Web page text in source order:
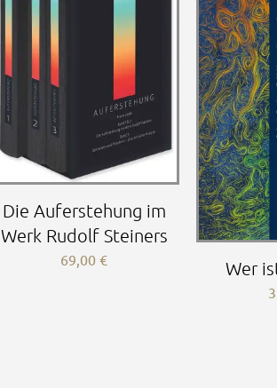
Die Auferstehung im
Werk Rudolf Steiners
69,00€ Wer